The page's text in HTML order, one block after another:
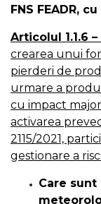
FNS FEADR,
Articolul 1.1.6 –
crearea unui
pierderi de
urmare a
cu impact
activarea
2115/2021,
gestionare a
Care